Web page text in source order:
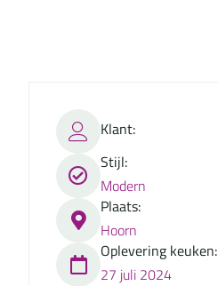
Klant:
Stijl:
Modern
Plaats:
Hoorn
Oplevering keuken:
27 juli 2024